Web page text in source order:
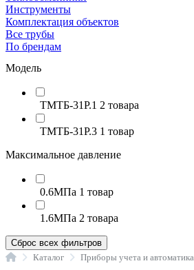
Инструменты
Комплектация объектов
Все трубы
По брендам
Модель
ТМТБ-31Р.1 2 товара
ТМТБ-31Р.3 1 товар
Максимальное давление
0.6МПа 1 товар
1.6МПа 2 товара
Сброс всех фильтров
ГлавнаяКаталог Приборы учета и автоматика